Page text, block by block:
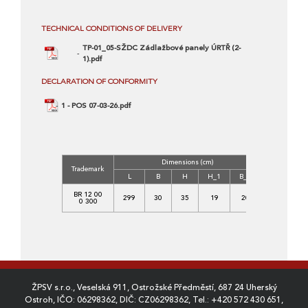
TECHNICAL CONDITIONS OF DELIVERY
TP-01_05-SŽDC Zádlažbové panely ÚRTŘ (2-
1).pdf
DECLARATION OF CONFORMITY
1 - POS 07-03-26.pdf
Trademark
Dimensions (cm)
L B H H_1
B_1
BR 12 00
0 300 299 30 35 19 20
ŽPSV s.r.o., Veselská 911, Ostrožské Předměstí, 687 24 Uherský
Ostroh, IČO: 06298362, DIČ: CZ06298362, Tel.: +420 572 430 651 ,